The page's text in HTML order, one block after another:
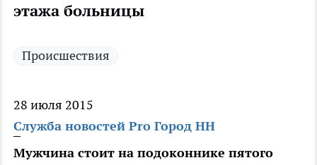
этажа больницы
Происшествия
28 июля 2015
Служба новостей Pro Город НН
Мужчина стоит на подоконнике пятого